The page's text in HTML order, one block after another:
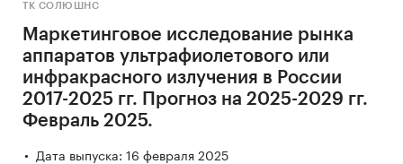
ТК СОЛЮШНС
Маркетинговое исследование рынка
аппаратов ультрафиолетового или
инфракрасного излучения в России
2017-2025 гг. Прогноз на 2025-2029 гг.
Февраль 2025.
Дата выпуска: 16 февраля 2025